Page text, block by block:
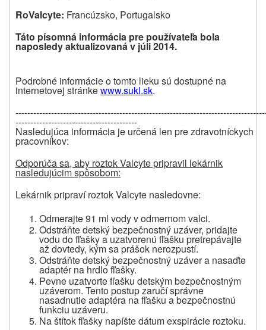
RoValcyte: Francúzsko, Portugalsko
Táto písomná informácia pre používateľa bola
naposledy aktualizovaná v júli 2014.
Podrobné informácie o tomto lieku sú dostupné na
internetovej stránkewww.sukl.sk.
-----------------------------------------
Nasledujúca informácia je určená len pre zdravotníckych
pracovníkov:
Odporúča sa, aby roztok Valcyte pripravil lekárnik
nasledujúcim spôsobom:
Lekárnik pripraví roztok Valcyte nasledovne:
Odmerajte 91 ml vody v odmernom valci.
Odstráňte detský bezpečnostný uzáver, pridajte
vodu do fľašky a uzatvorenú fľašku pretrepávajte
až dovtedy, kým sa prášok nerozpustí.
Odstráňte detský bezpečnostný uzáver a nasaďte
adaptér na hrdlo fľašky.
Pevne uzatvorte fľašku detským bezpečnostným
uzáverom. Tento postup zaručí správne
nasadnutie adaptéra na fľašku a bezpečnostnú
funkciu uzáveru.
Na štítok fľašky napíšte dátum exspirácie roztoku.